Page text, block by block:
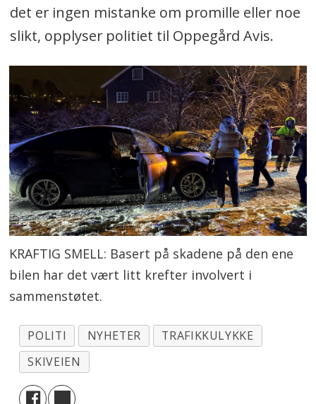
det er ingen mistanke om promille eller noe
slikt, opplyser politiet til Oppegård Avis.
KRAFTIG SMELL: Basert på skadene på den ene
bilen har det vært litt krefter involvert i
sammenstøtet.
POLITI NYHETER
TRAFIKKULYKKE
SKIVEIEN